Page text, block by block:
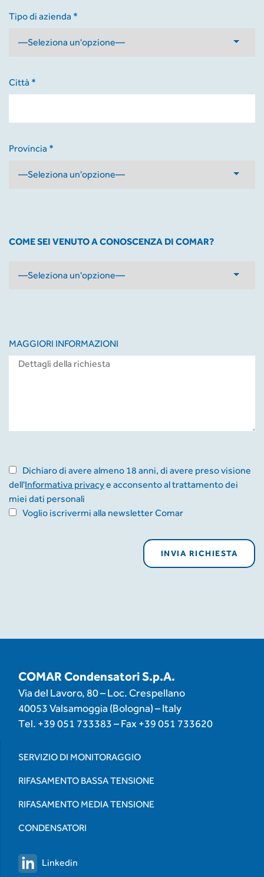
Tipo di azienda *
Città *
Provincia *
COME SEI VENUTO A CONOSCENZA DI COMAR?
MAGGIORI INFORMAZIONI
Dichiaro di avere almeno 18 anni, di avere preso visione
dell'Informativa privacye acconsento al trattamento dei
miei dati personali
Voglio iscrivermi alla newsletter Comar
COMAR Condensatori S.p.A.
Via del Lavoro, 80 – Loc. Crespellano
40053 Valsamoggia (Bologna) – Italy
Tel. +39 051 733383– Fax +39 051 733620
SERVIZIO DI MONITORAGGIO
RIFASAMENTO BASSA TENSIONE
RIFASAMENTO MEDIA TENSIONE
CONDENSATORI
Linkedin